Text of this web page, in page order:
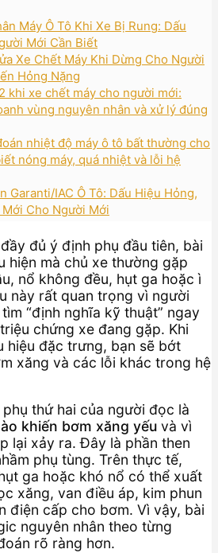
Máy Ô Tô Khi Xe Bị Rung: Dấu
Mới Cần Biết
Xe Chết Máy Khi Dừng Cho Người
Hỏng Nặng
khi xe chết máy cho người mới:
vùng nguyên nhân và xử lý đúng
nhiệt độ máy ô tô bất thường cho
nóng máy, quá nhiệt và lỗi hệ
Garanti/IAC Ô Tô: Dấu Hiệu Hỏng,
Cho Người Mới
đủ ý định phụ đầu tiên, bài
hiện mà chủ xe thường gặp
nổ không đều, hụt ga hoặc ì
này rất quan trọng vì người
“định nghĩa kỹ thuật” ngay
chứng xe đang gặp. Khi
hiệu đặc trưng, bạn sẽ bớt
xăng và các lỗi khác trong hệ
thứ hai của người đọc là
khiến bơm xăng yếu và vì
lại xảy ra. Đây là phần then
phụ tùng. Trên thực tế,
ga hoặc khó nổ có thể xuất
xăng, van điều áp, kim phun
điện cấp cho bơm. Vì vậy, bài
nguyên nhân theo từng
rõ ràng hơn.